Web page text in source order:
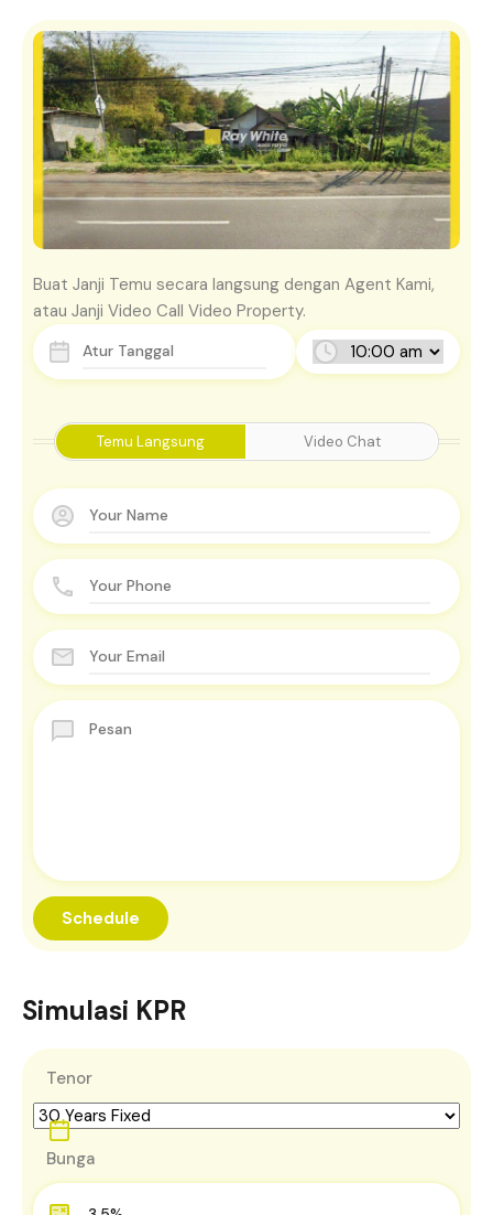
Temu Langsung Video Chat
Buat Janji Temu secara langsung dengan Agent Kami,
atau Janji Video Call Video Property.
Simulasi KPR
Tenor
Bunga